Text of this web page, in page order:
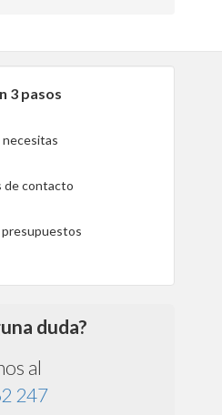
3 pasos
de contacto
presupuestos
duda?
al
247